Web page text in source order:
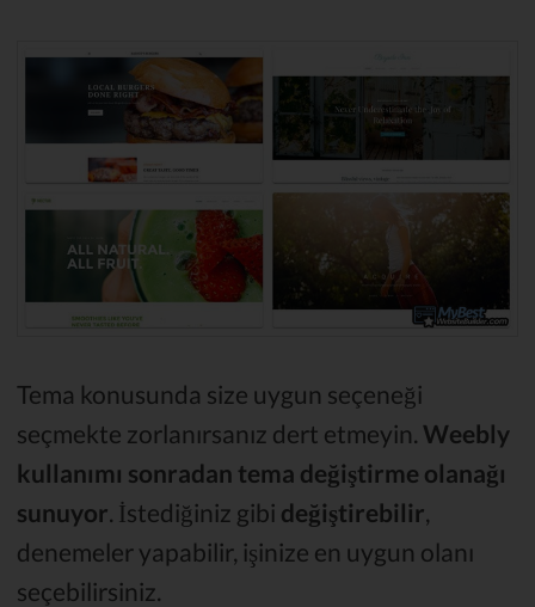
Tema konusunda size uygun seçeneği
seçmekte zorlanırsanız dert etmeyin. Weebly
kullanımı sonradan tema değiştirme olanağı
sunuyor . İstediğiniz gibi değiştirebilir
denemeler yapabilir, işinize en uygun olanı
seçebilirsiniz.